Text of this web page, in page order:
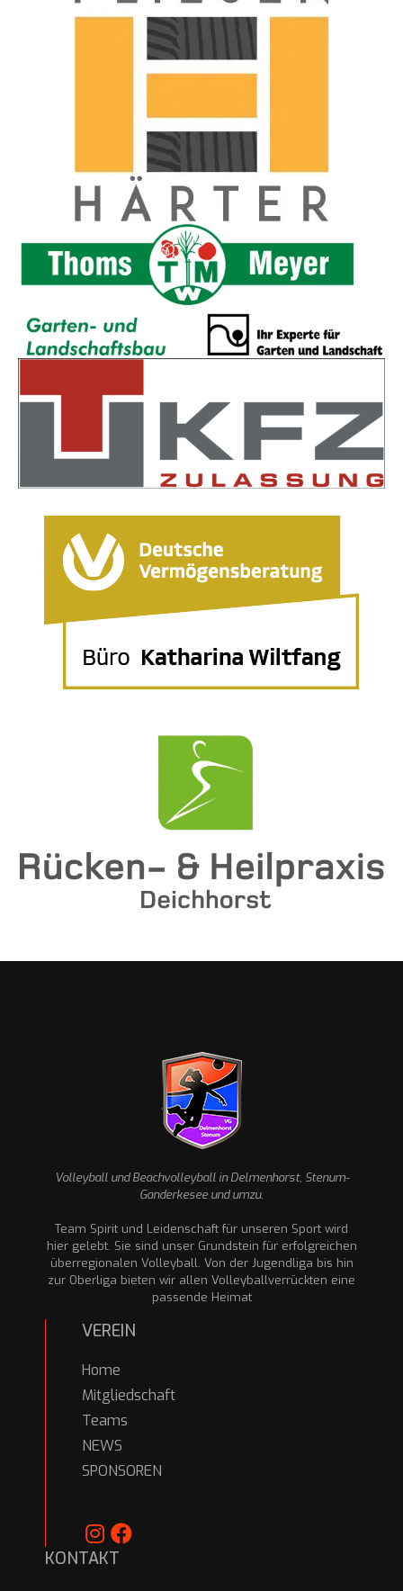
Volleyball und Beachvolleyball in Delmenhorst, Stenum-
Ganderkesee und umzu.
Team Spirit und Leidenschaft für unseren Sport wird
hier gelebt. Sie sind unser Grundstein für erfolgreichen
überregionalen Volleyball. Von der Jugendliga bis hin
zur Oberliga bieten wir allen Volleyballverrückten eine
passende Heimat
VEREIN
Home
Mitgliedschaft
Teams
NEWS
SPONSOREN
KONTAKT